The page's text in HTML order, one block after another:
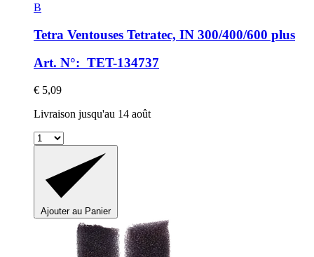
B
Tetra Ventouses Tetratec, IN 300/400/600 plus
Art. N°: TET-134737
€ 5,09
Livraison jusqu'au 14 août
Ajouter au Panier